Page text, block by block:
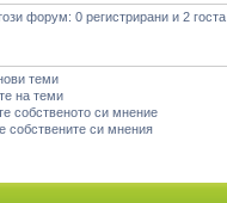
форум: 0 регистрирани и 2 госта
теми
на теми
собственото си мнение
собствените си мнения